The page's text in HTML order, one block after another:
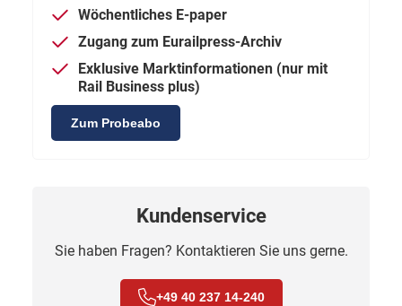
Wöchentliches E-paper
Zugang zum Eurailpress-Archiv
Exklusive Marktinformationen (nur mit
Rail Business plus)
Zum Probeabo
Kundenservice
Sie haben Fragen? Kontaktieren Sie uns gerne.
+49 40 237 14-240